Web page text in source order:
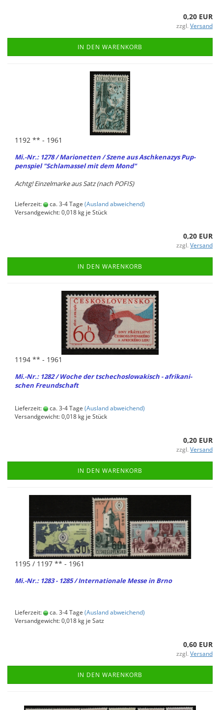
0,20 EUR
zzgl. Versand
IN DEN WARENKORB
1192 ** - 1961
Mi.-Nr.: 1278 / Ma­rio­net­ten / Szene aus Asch­ken­azys Pup­
pen­spiel "Schla­mas­sel mit dem Mond"
Achtg! Ein­zel­mar­ke aus Satz (nach POFIS)
Lieferzeit: ca. 3-4 Tage (Ausland abweichend)
Versandgewicht:0,018 kg je Stück
0,20 EUR
zzgl. Versand
IN DEN WARENKORB
1194 ** - 1961
Mi.-Nr.: 1282 / Woche der tsche­cho­slo­wa­kisch - afri­ka­ni­
schen Freund­schaft
Lieferzeit: ca. 3-4 Tage (Ausland abweichend)
Versandgewicht:0,018 kg je Stück
0,20 EUR
zzgl. Versand
IN DEN WARENKORB
1195 / 1197 ** - 1961
Mi.-Nr.: 1283 - 1285 / In­ter­na­tio­na­le Messe in Brno
Lieferzeit: ca. 3-4 Tage (Ausland abweichend)
Versandgewicht:0,018 kg je Satz
0,60 EUR
zzgl. Versand
IN DEN WARENKORB